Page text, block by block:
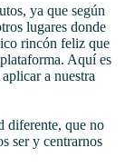
ya que según
lugares donde
rincón feliz que
Aquí es
a nuestra
diferente, que no
ser y centrarnos